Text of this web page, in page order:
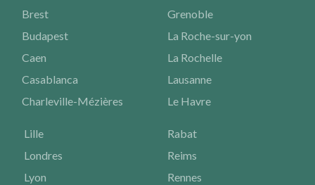
Brest
Budapest
Caen
Casablanca
Charleville-Mézières
Grenoble
La Roche-sur-yon
La Rochelle
Lausanne
Le Havre
Lille
Londres
Lyon
Rabat
Reims
Rennes